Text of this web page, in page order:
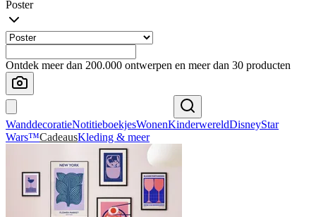
Poster
Ontdek meer dan 200.000 ontwerpen en meer dan 30 producten
WanddecoratieNotitieboekjesWonenKinderwereldDisneyStar
Wars™CadeausKleding & meer